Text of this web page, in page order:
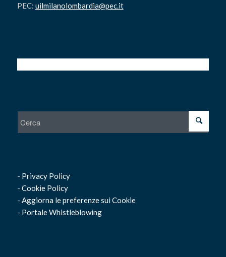
PEC: uilmilanolombardia@pec.it
- Privacy Policy
- Cookie Policy
- Aggiorna le preferenze sui Cookie
- Portale Whistleblowing